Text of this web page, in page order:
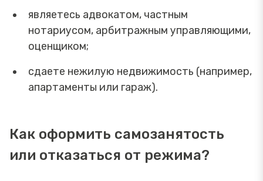
являетесь адвокатом, частным
нотариусом, арбитражным управляющими,
оценщиком;
сдаете нежилую недвижимость (например,
апартаменты или гараж).
Как оформить самозанятость
или отказаться от режима?